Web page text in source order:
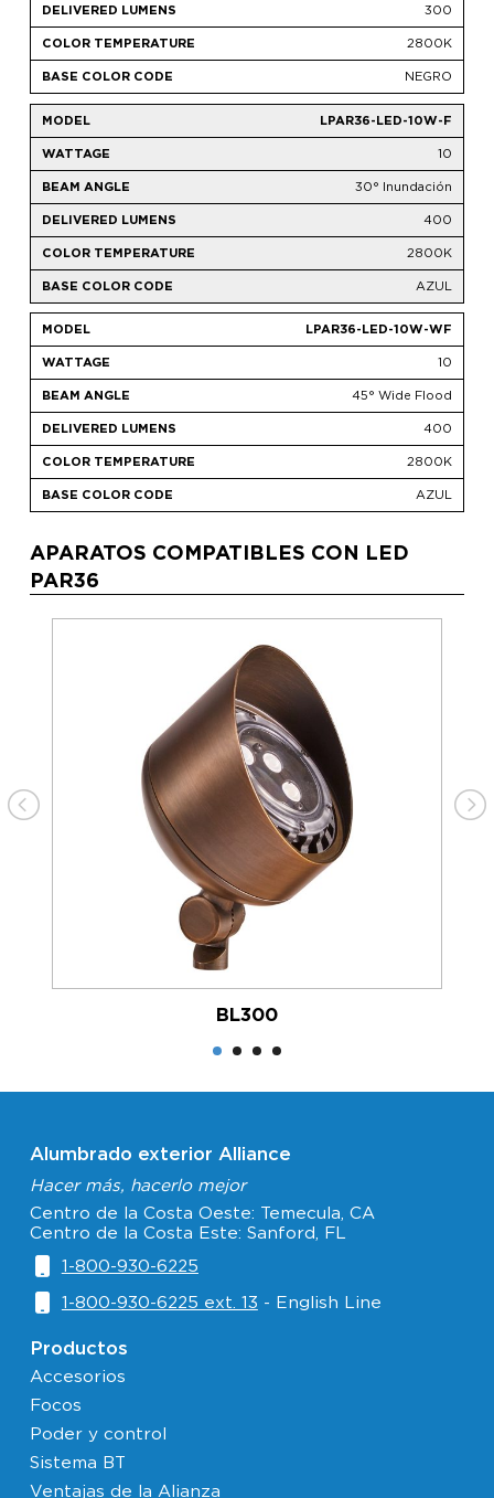
300
2800K
NEGRO
LPAR36-LED-10W-F
10
30° Inundación
400
2800K
AZUL
LPAR36-LED-10W-WF
10
45° Wide Flood
400
2800K
AZUL
APARATOS COMPATIBLES CON LED
PAR36
BL300
Alumbrado exterior Alliance
Hacer más, hacerlo mejor
Centro de la Costa Oeste: Temecula, CA
Centro de la Costa Este: Sanford, FL
1-800-930-6225
1-800-930-6225 ext. 13 - English Line
Productos
Accesorios
Focos
Poder y control
Sistema BT
Ventajas de la Alianza